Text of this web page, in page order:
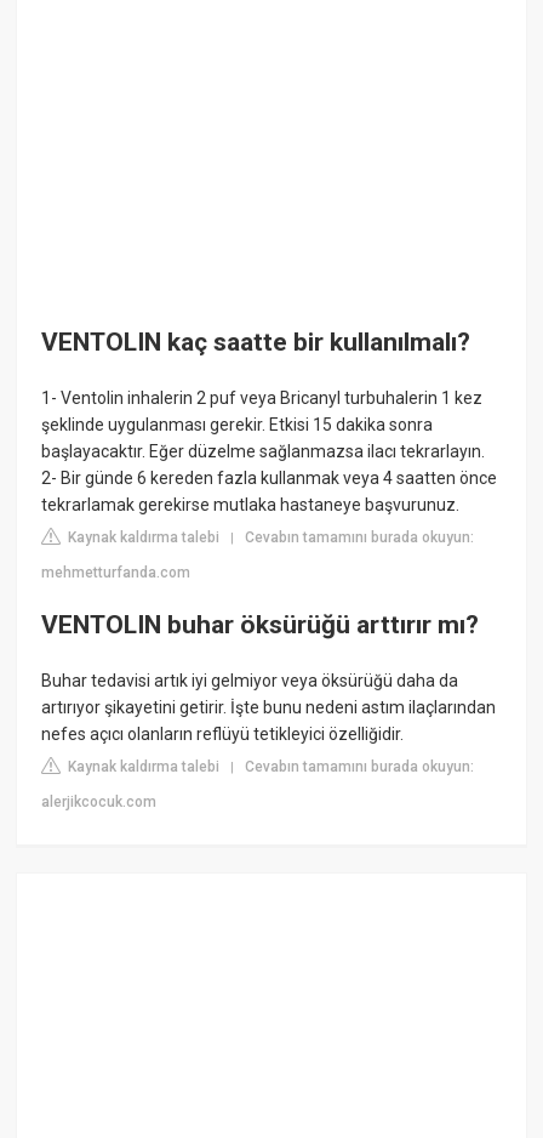
VENTOLIN kaç saatte bir kullanılmalı?
1- Ventolin inhalerin 2 puf veya Bricanyl turbuhalerin 1 kez
şeklinde uygulanması gerekir. Etkisi 15 dakika sonra
başlayacaktır. Eğer düzelme sağlanmazsa ilacı tekrarlayın.
2- Bir günde 6 kereden fazla kullanmak veya 4 saatten önce
tekrarlamak gerekirse mutlaka hastaneye başvurunuz.
Kaynak kaldırma talebi |Cevabın tamamını burada okuyun:
mehmetturfanda.com
VENTOLIN buhar öksürüğü arttırır mı?
Buhar tedavisi artık iyi gelmiyor veya öksürüğü daha da
artırıyor şikayetini getirir. İşte bunu nedeni astım ilaçlarından
nefes açıcı olanların reflüyü tetikleyici özelliğidir.
Kaynak kaldırma talebi |Cevabın tamamını burada okuyun:
alerjikcocuk.com